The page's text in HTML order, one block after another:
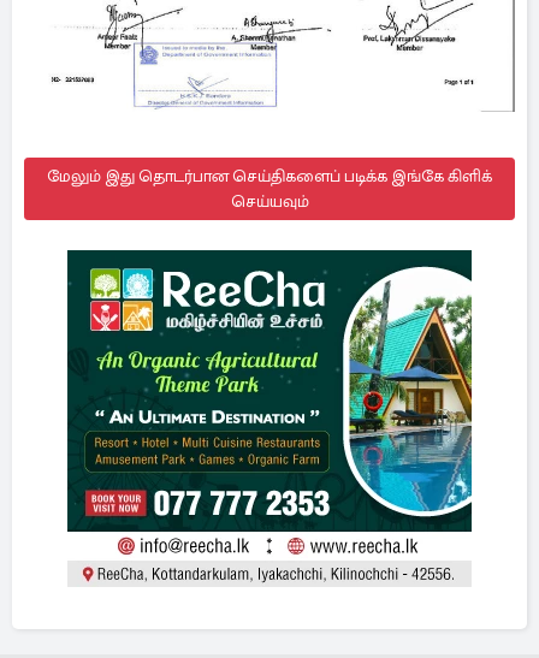
மேலும் இது தொடர்பான செய்திகளைப் படிக்க இங்கே கிளிக்
செய்யவும்